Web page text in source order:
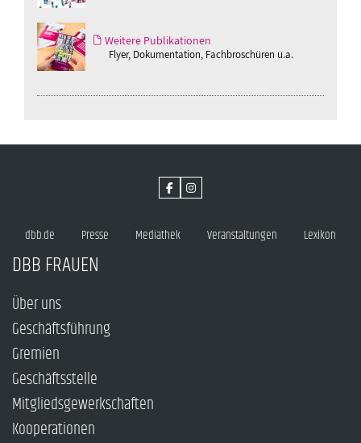
Weitere Publikationen
Flyer, Dokumentation, Fachbroschüren u.a.
dbb.de Presse Mediathek Veranstaltungen Lexikon
DBB FRAUEN
Über uns
Geschäftsführung
Gremien
Geschäftsstelle
Mitgliedsgewerkschaften
Kooperationen